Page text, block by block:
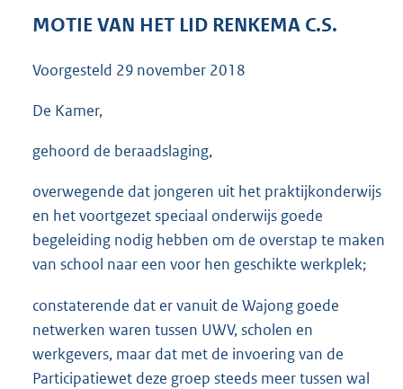
K
MOTIE VAN HET LID RENKEMA C.S.
Voorgesteld 29 november 2018
De Kamer,
gehoord de beraadslaging,
overwegende dat jongeren uit het praktijkonderwijs
en het voortgezet speciaal onderwijs goede
begeleiding nodig hebben om de overstap te maken
van school naar een voor hen geschikte werkplek;
constaterende dat er vanuit de Wajong goede
netwerken waren tussen UWV, scholen en
werkgevers, maar dat met de invoering van de
Participatiewet deze groep steeds meer tussen wal